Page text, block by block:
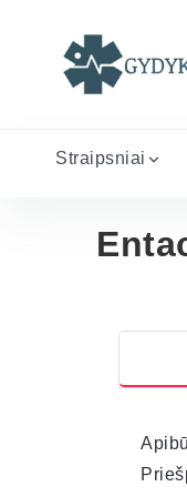
Straipsniai